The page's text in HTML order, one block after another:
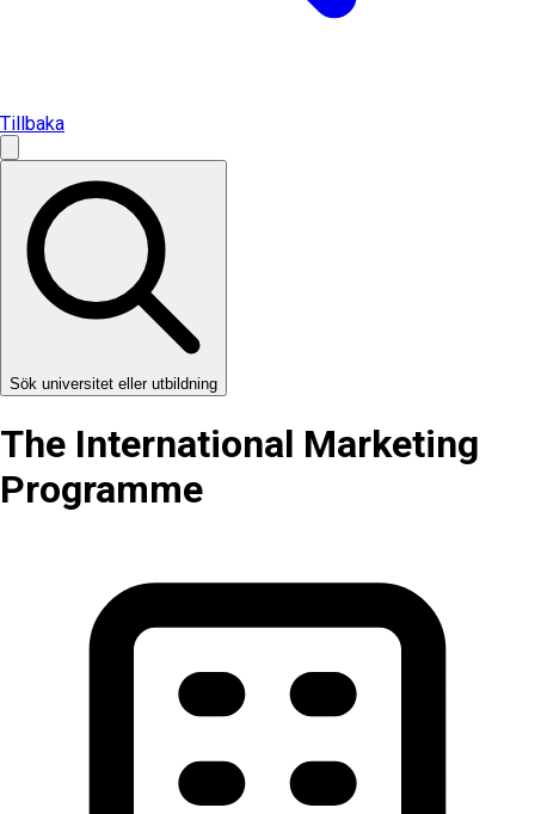
Tillbaka
Sök universitet eller utbildning
The International Marketing
Programme